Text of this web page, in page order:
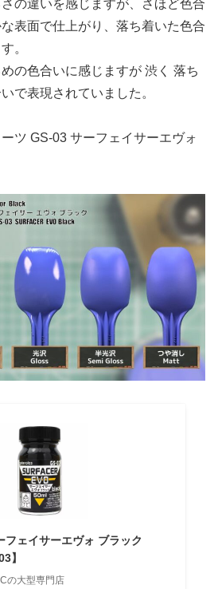
の違いを感じますが、さほど色合
表面で仕上がり、落ち着いた色合
。
の色合いに感じますが 渋く 落ち
で表現されていました。
ツ GS-03 サーフェイサーエヴォ
フェイサーエヴォ ブラック
】
の大型専門店